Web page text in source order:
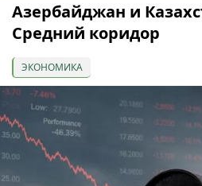
Азербайджан и
Средний коридор
ЭКОНОМИКА